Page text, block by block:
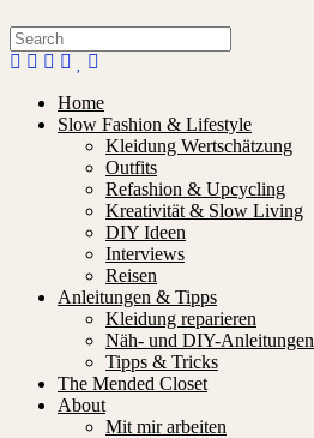
Home
Slow Fashion & Lifestyle
Kleidung Wertschätzung
Outfits
Refashion & Upcycling
Kreativität & Slow Living
DIY Ideen
Interviews
Reisen
Anleitungen & Tipps
Kleidung reparieren
Näh- und DIY-Anleitungen
Tipps & Tricks
The Mended Closet
About
Mit mir arbeiten